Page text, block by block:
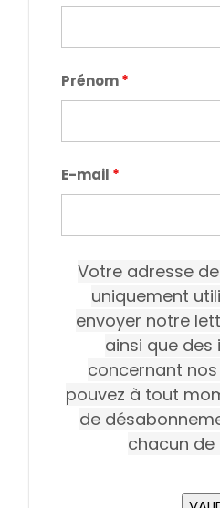
Prénom*
E-mail *
Votre adresse
uniquement
envoyer notre
ainsi que
concernant
pouvez à tout
de
chacun de